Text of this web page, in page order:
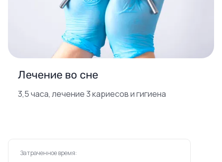
Лечение во сне
3,5 часа, лечение 3 кариесов и гигиена
Затраченное время: